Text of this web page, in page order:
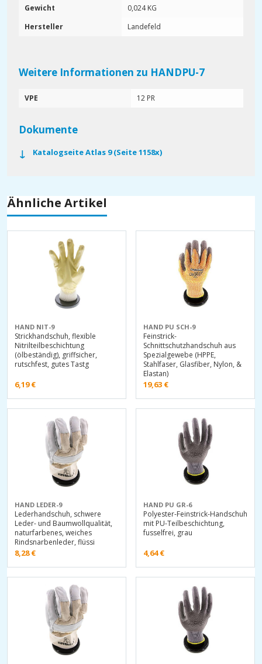
Gewicht
0,024 KG
Hersteller
Landefeld
Weitere Informationen zu HANDPU-7
VPE 12 PR
Dokumente
Katalogseite Atlas 9 (Seite 1158x)
Ähnliche Artikel
HAND NIT-9
Strickhandschuh, flexible
Nitrilteilbeschichtung
(ölbeständig), griffsicher,
rutschfest, gutes Tastg
6,19€
HAND PU SCH-9
Feinstrick-
Schnittschutzhandschuh aus
Spezialgewebe (HPPE,
Stahlfaser, Glasfiber, Nylon, &
Elastan)
19,63 €
HAND LEDER-9
Lederhandschuh, schwere
Leder- und Baumwollqualität,
naturfarbenes, weiches
Rindsnarbenleder, flüssi
8,28€
HAND PU GR-6
Polyester-Feinstrick-Handschuh
mit PU-Teilbeschichtung,
fusselfrei, grau
4,64€